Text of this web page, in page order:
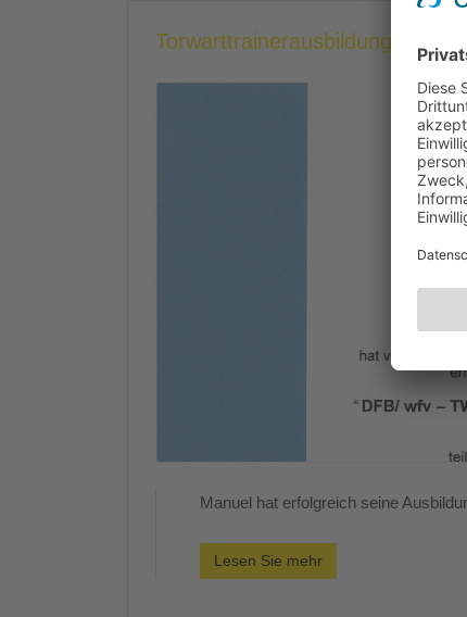
Torwarttrainerausbildung
Manuel hat erfolgreich seine
Lesen Sie mehr